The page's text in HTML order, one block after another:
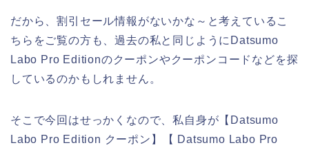
だから、割引セール情報がないかな～と考えているこ
ちらをご覧の方も、過去の私と同じようにDatsumo
Labo Pro Editionのクーポンやクーポンコードなどを探
しているのかもしれません。
そこで今回はせっかくなので、私自身が【Datsumo
Labo Pro Edition クーポン】【 Datsumo Labo Pro